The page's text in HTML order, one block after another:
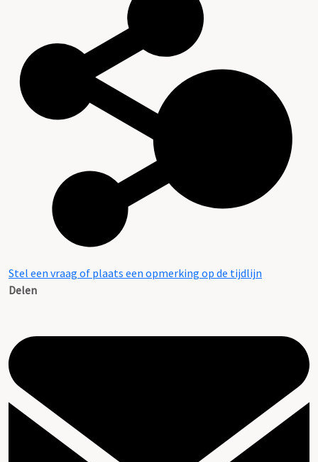
Stel een vraag of plaats een opmerking op de tijdlijn
Delen